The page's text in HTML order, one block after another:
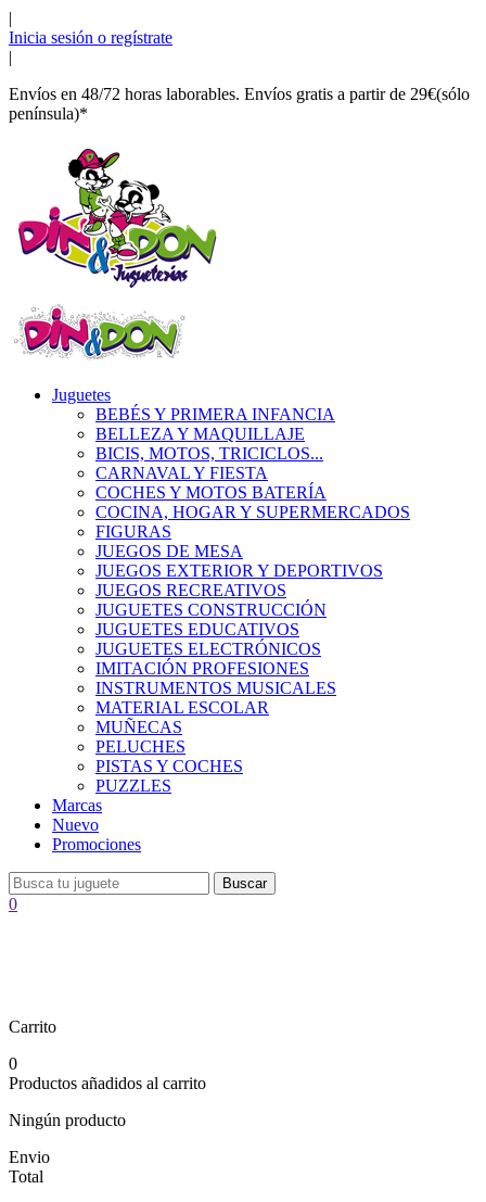
|
Inicia sesión o regístrate
|
Envíos en 48/72 horas laborables. Envíos gratis a partir de 29€(sólo
península)*
Juguetes
BEBÉS Y PRIMERA INFANCIA
BELLEZA Y MAQUILLAJE
BICIS, MOTOS, TRICICLOS...
CARNAVAL Y FIESTA
COCHES Y MOTOS BATERÍA
COCINA, HOGAR Y SUPERMERCADOS
FIGURAS
JUEGOS DE MESA
JUEGOS EXTERIOR Y DEPORTIVOS
JUEGOS RECREATIVOS
JUGUETES CONSTRUCCIÓN
JUGUETES EDUCATIVOS
JUGUETES ELECTRÓNICOS
IMITACIÓN PROFESIONES
INSTRUMENTOS MUSICALES
MATERIAL ESCOLAR
MUÑECAS
PELUCHES
PISTAS Y COCHES
PUZZLES
Marcas
Nuevo
Promociones
Buscar
0
Carrito
0
Productos añadidos al carrito
Ningún producto
Envio
Total